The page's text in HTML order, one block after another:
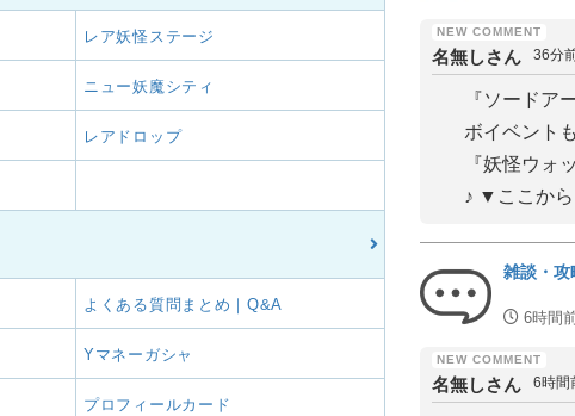
レア妖怪ステージ
ニュー妖魔シティ
レアドロップ
よくある質問まとめ｜Q&A
Yマネーガシャ
プロフィールカード
名無しさん 36分
『ソードア
ボイベント
『妖怪ウォ
♪ ▼ここから
雑談・攻
6時間
名無しさん 6時間